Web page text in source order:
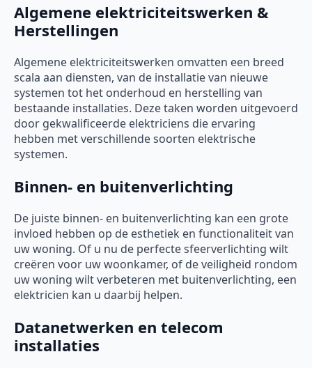
Algemene elektriciteitswerken &
Herstellingen
Algemene elektriciteitswerken omvatten een breed
scala aan diensten, van de installatie van nieuwe
systemen tot het onderhoud en herstelling van
bestaande installaties. Deze taken worden uitgevoerd
door gekwalificeerde elektriciens die ervaring
hebben met verschillende soorten elektrische
systemen.
Binnen- en buitenverlichting
De juiste binnen- en buitenverlichting kan een grote
invloed hebben op de esthetiek en functionaliteit van
uw woning. Of u nu de perfecte sfeerverlichting wilt
creëren voor uw woonkamer, of de veiligheid rondom
uw woning wilt verbeteren met buitenverlichting, een
elektricien kan u daarbij helpen.
Datanetwerken en telecom
installaties